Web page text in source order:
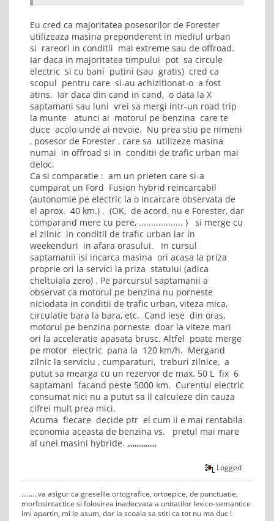
Eu cred ca majoritatea posesorilor de Forester
utilizeaza masina preponderent in mediul urban
si rareori in conditii mai extreme sau de offroad.
Iar daca in majoritatea timpului pot sa circule
electric si cu bani putini (sau gratis) cred ca
scopul pentru care si-au achizitionat-o a fost
atins. Iar daca din cand in cand, o data la X
saptamani sau luni vrei sa mergi intr-un road trip
la munte atunci ai motorul pe benzina care te
duce acolo unde ai nevoie. Nu prea stiu pe nimeni
, posesor de Forester , care sa utilizeze masina
numai in offroad si in conditii de trafic urban mai
deloc.
Ca si comparatie : am un prieten care si-a
cumparat un Ford Fusion hybrid reincarcabil
(autonomie pe electric la o incarcare observata de
el aprox. 40 km.) . (OK, de acord, nu e Forester, dar
comparand mere cu pere, .................. ) si merge cu
el zilnic in conditii de trafic urban iar in
weekenduri in afara orasului. In cursul
saptamanii isi incarca masina ori acasa la priza
proprie ori la servici la priza statului (adica
cheltuiala zero) . Pe parcursul saptamanii a
observat ca motorul pe benzina nu porneste
niciodata in conditii de trafic urban, viteza mica,
circulatie bara la bara, etc. Cand iese din oras,
motorul pe benzina porneste doar la viteze mari
ori la acceleratie apasata brusc. Altfel poate merge
pe motor electric pana la 120 km/h. Mergand
zilnic la serviciu , cumparaturi, treburi zilnice, a
putut sa mearga cu un rezervor de max. 50 L fix 6
saptamani facand peste 5000 km. Curentul electric
consumat nici nu a putut sa il calculeze din cauza
cifrei mult prea mici.
Acuma fiecare decide ptr el cum ii e mai rentabila
economia aceasta de benzina vs. pretul mai mare
al unei masini hybride. ,,,,,,,,,,,,,,,,
Logged
.........va asigur ca greselile ortografice, ortoepice, de punctuatie,
morfosintactice si folosirea inadecvata a unitatilor lexico-semantice
imi apartin, mi le asum, dar la scoala sa stiti ca tot nu ma duc !